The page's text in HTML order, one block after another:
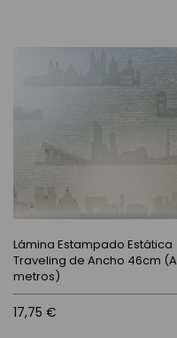
Lámina Estampado Estática
Traveling de Ancho 46cm (A
metros)
17,75 €